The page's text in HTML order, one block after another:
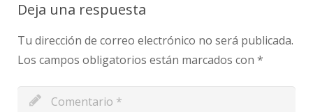
Deja una respuesta
Tu dirección de correo electrónico no será publicada.
Los campos obligatorios están marcados con *